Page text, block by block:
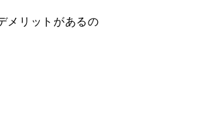
メリットがあるの